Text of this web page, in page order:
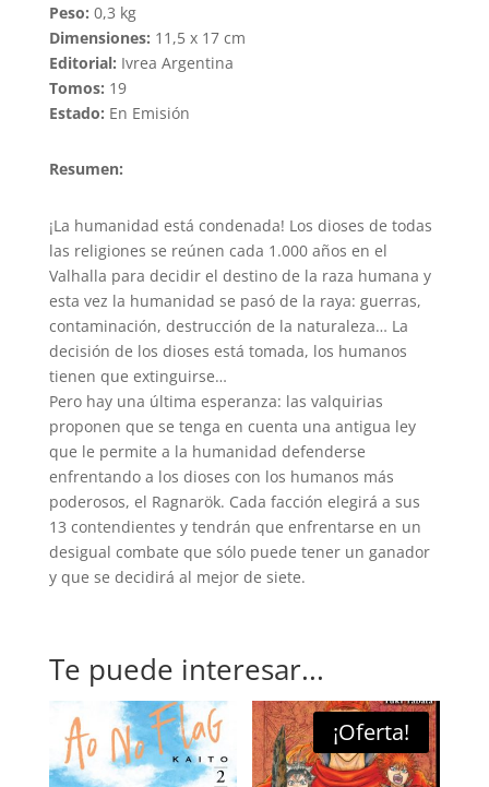
Peso: 0,3 kg
Dimensiones: 11,5 x 17 cm
Editorial: Ivrea Argentina
Tomos: 19
Estado: En Emisión
Resumen:
¡La humanidad está condenada! Los dioses de todas
las religiones se reúnen cada 1.000 años en el
Valhalla para decidir el destino de la raza humana y
esta vez la humanidad se pasó de la raya: guerras,
contaminación, destrucción de la naturaleza… La
decisión de los dioses está tomada, los humanos
tienen que extinguirse…
Pero hay una última esperanza: las valquirias
proponen que se tenga en cuenta una antigua ley
que le permite a la humanidad defenderse
enfrentando a los dioses con los humanos más
poderosos, el Ragnarök. Cada facción elegirá a sus
13 contendientes y tendrán que enfrentarse en un
desigual combate que sólo puede tener un ganador
y que se decidirá al mejor de siete.
Te puede interesar...
¡Oferta!